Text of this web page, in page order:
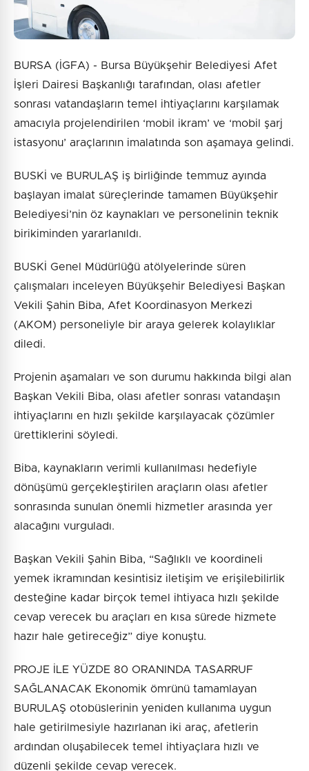
BURSA (İGFA) - Bursa Büyükşehir Belediyesi Afet
İşleri Dairesi Başkanlığı tarafından, olası afetler
sonrası vatandaşların temel ihtiyaçlarını karşılamak
amacıyla projelendirilen ‘mobil ikram’ ve ‘mobil şarj
istasyonu’ araçlarının imalatında son aşamaya gelindi.
BUSKİ ve BURULAŞ iş birliğinde temmuz ayında
başlayan imalat süreçlerinde tamamen Büyükşehir
Belediyesi’nin öz kaynakları ve personelinin teknik
birikiminden yararlanıldı.
BUSKİ Genel Müdürlüğü atölyelerinde süren
çalışmaları inceleyen Büyükşehir Belediyesi Başkan
Vekili Şahin Biba, Afet Koordinasyon Merkezi
(AKOM) personeliyle bir araya gelerek kolaylıklar
diledi.
Projenin aşamaları ve son durumu hakkında bilgi alan
Başkan Vekili Biba, olası afetler sonrası vatandaşın
ihtiyaçlarını en hızlı şekilde karşılayacak çözümler
ürettiklerini söyledi.
Biba, kaynakların verimli kullanılması hedefiyle
dönüşümü gerçekleştirilen araçların olası afetler
sonrasında sunulan önemli hizmetler arasında yer
alacağını vurguladı.
Başkan Vekili Şahin Biba, “Sağlıklı ve koordineli
yemek ikramından kesintisiz iletişim ve erişilebilirlik
desteğine kadar birçok temel ihtiyaca hızlı şekilde
cevap verecek bu araçları en kısa sürede hizmete
hazır hale getireceğiz” diye konuştu.
PROJE İLE YÜZDE 80 ORANINDA TASARRUF
SAĞLANACAK Ekonomik ömrünü tamamlayan
BURULAŞ otobüslerinin yeniden kullanıma uygun
hale getirilmesiyle hazırlanan iki araç, afetlerin
ardından oluşabilecek temel ihtiyaçlara hızlı ve
düzenli şekilde cevap verecek.